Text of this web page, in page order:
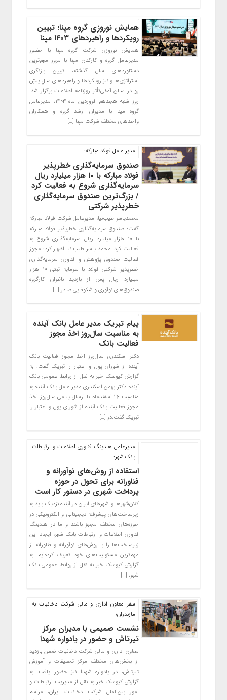
همایش نوروزی گروه مپنا؛ تبیین
رویکردها و راهبردهای ۱۴۰۳ مپنا
همایش نوروزی شرکت گروه مپنا با حضور
مدیرعامل گروه و کارکنان مپنا با مرور مهم‌ترین
دستاوردهای سال گذشته، تبیین بازنگری
استراتژی‌ها و نیز رویکردها و راهبردهای سالِ پیشِ
رو در سالن آمفی‌تأتر روزنامه اطلاعات برگزار شد.
روز شنبه هجدهم فروردین ماه ۱۴۰۳، مدیرعامل
گروه مپنا با مدیران ارشد گروه و همکاران
واحدهای مختلف شرکت مپنا […]
مدیر عامل فولاد مبارکه:
صندوق سرمایه‌گذاری خطرپذیر
فولاد مبارکه با ۱۰ هزار میلیارد ریال
سرمایه‌گذاری شروع به فعالیت کرد
/ بزرگ‌ترین صندوق سرمایه‌گذاری
خطرپذیر شرکتی
محمدیاسر طیب‌نیا، مدیرعامل شرکت فولاد مبارکه
گفت: صندوق سرمایه‌گذاری خطرپذیر فولاد مبارکه
با ۱۰ هزار میلیارد ریال سرمایه‌گذاری شروع به
فعالیت کرد. محمد یاسر طیب نیا اظهار کرد: مجوز
فعالیت صندوق پژوهش و فناوری سرمایه‌گذاری
خطرپذیر شرکتی فولاد با سرمایه ثبتی ۱۰ هزار
میلیارد ریال پس از بازدید ناظران کارگروه
صندوق‌های نوآوری و شکوفایی صادر […]
پیام تبریک مدیر عامل بانک آینده
به مناسبت سال‌روز اخذ مجوز
فعالیت بانک
دکتر اسکندری سال‌روز اخذ مجوز فعالیت بانک
آینده از شورای پول و اعتبار را تبریک گفت. به
گزارش کیوسک خبر به نقل از روابط عمومی بانک
آینده؛ دکتر بهمن اسکندری مدیر عامل بانک آینده به
مناسبت ۲۶ اسفند‌ماه، با ارسال پیامی سال‌روز اخذ
مجوز فعالیت بانک آینده از شورای پول و اعتبار را
تبریک گفت.در […]
مدیرعامل هلدینگ فناوری اطلاعات و ارتباطات
بانک شهر:
استفاده از روش‌های نوآورانه و
فناورانه برای تحول در حوزه
پرداخت شهری در دستور کار است
کلان‌شهرها و شهرهای ایران در آینده نزدیک باید به
زیرساخت‌های پیشرفته دیجیتالی و الکترونیکی در
حوزه‌های مختلف مجهز باشند و ما در هلدینگ
فناوری اطلاعات و ارتباطات بانک شهر، ایجاد این
زیرساخت‌ها را با روش‌های نوآورانه و فناورانه از
مهم‌ترین مسئولیت‌های خود تعریف کرده‌ایم. به
گزارش کیوسک خبر به نقل از روابط عمومی بانک
شهر، […]
سفر معاون اداری و مالی شرکت دخانیات به
مازندران؛
نشست صمیمی با مدیران مرکز
تیرتاش و حضور در یادواره شهدا
معاون اداری و مالی شرکت دخانیات ضمن بازدید
از بخش‌های مختلف مرکز تحقیقات و آموزش
تیرتاش، در یادواره شهدا نیز حضور یافت. به
گزارش کیوسک خبر به نقل از مدیریت ارتباطات و
امور بین‌الملل شرکت دخانیات ایران، مراسم